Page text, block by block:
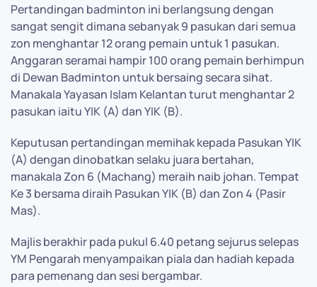
Pertandingan badminton ini berlangsung dengan
sangat sengit dimana sebanyak 9 pasukan dari semua
zon menghantar 12 orang pemain untuk 1 pasukan.
Anggaran seramai hampir 100 orang pemain berhimpun
di Dewan Badminton untuk bersaing secara sihat.
Manakala Yayasan Islam Kelantan turut menghantar 2
pasukan iaitu YIK (A) dan YIK (B).
Keputusan pertandingan memihak kepada Pasukan YIK
(A) dengan dinobatkan selaku juara bertahan,
manakala Zon 6 (Machang) meraih naib johan. Tempat
Ke 3 bersama diraih Pasukan YIK (B) dan Zon 4 (Pasir
Mas).
Majlis berakhir pada pukul 6.40 petang sejurus selepas
YM Pengarah menyampaikan piala dan hadiah kepada
para pemenang dan sesi bergambar.